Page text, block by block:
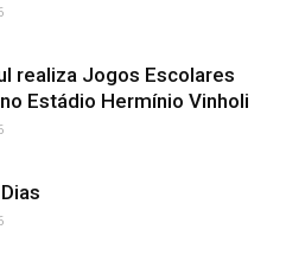
realiza Jogos Escolares
Estádio Hermínio Vinholi